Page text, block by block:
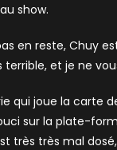
show.
en reste, Chuy
terrible, et je ne
qui joue la carte
sur la plate-
très très mal